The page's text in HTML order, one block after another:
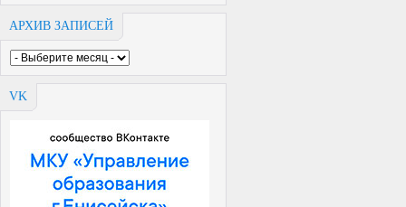
АРХИВ ЗАПИСЕЙ
VK